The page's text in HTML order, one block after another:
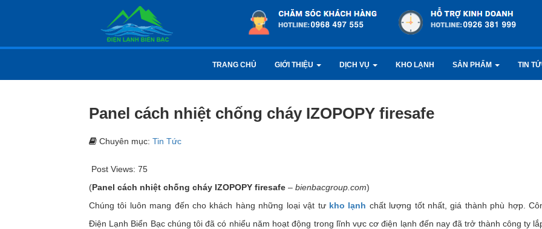
TRANG CHỦ GIỚI THIỆU DỊCH VỤ KHO LẠNH SẢN PHẨM TIN
Panel cách nhiệt chống cháy IZOPOPY firesafe
Chuyên mục: Tin Tức
Post Views: 75
(Panel cách nhiệt chống cháy IZOPOPY firesafe – bienbacgroup.com)
Chúng tôi luôn mang đến cho khách hàng những loại vật tư kho lạnh chất lượng tốt nhất, giá thành phù hợp.
Điện Lạnh Biển Bạc chúng tôi đã có nhiểu năm hoạt động trong lĩnh vực cơ điện lạnh đến nay đã trở thành công ty